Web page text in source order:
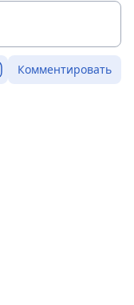
Комментировать